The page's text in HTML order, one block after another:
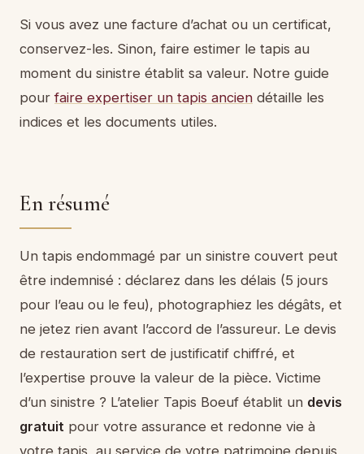
Si vous avez une facture d’achat ou un certificat,
conservez-les. Sinon, faire estimer le tapis au
moment du sinistre établit sa valeur. Notre guide
pourfaire expertiser un tapis ancien détaille les
indices et les documents utiles.
En résumé
Un tapis endommagé par un sinistre couvert peut
être indemnisé : déclarez dans les délais (5 jours
pour l’eau ou le feu), photographiez les dégâts, et
ne jetez rien avant l’accord de l’assureur. Le devis
de restauration sert de justificatif chiffré, et
l’expertise prouve la valeur de la pièce. Victime
d’un sinistre ? L’atelier Tapis Boeuf établit un devis
gratuit pour votre assurance et redonne vie à